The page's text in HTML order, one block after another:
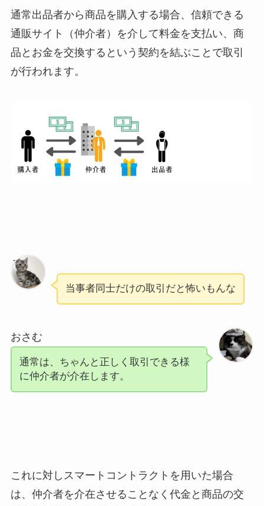
通常出品者から商品を購入する場合、信頼できる
通販サイト（仲介者）を介して料金を支払い、商
品とお金を交換するという契約を結ぶことで取引
が行われます。
ろく
当事者同士だけの取引だと怖いもんな
おさむ
通常は、ちゃんと正しく取引できる様
に仲介者が介在します。
これに対しスマートコントラクトを用いた場合
は、仲介者を介在させることなく代金と商品の交